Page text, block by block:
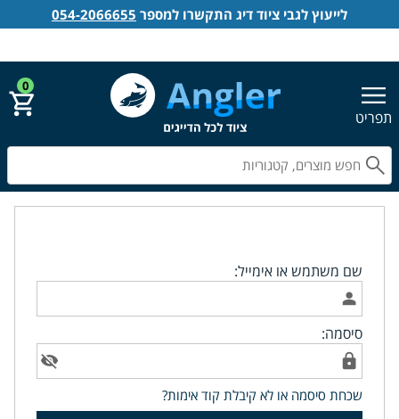
תפריט
0
שם משתמש או אימייל:
סיסמה:
שכחת סיסמה או לא קיבלת קוד אימות?
לייעוץ לגבי ציוד דיג התקשרו למספר 054-2066655